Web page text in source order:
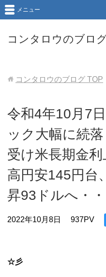
コンタロウのブロ
メニュー
コンタロウのブログ TOP
令和4年10月7
ック大幅に続
受け米長期金
高円安145円台
昇93ドルへ・・
2022年10月8日 937PV
☆彡